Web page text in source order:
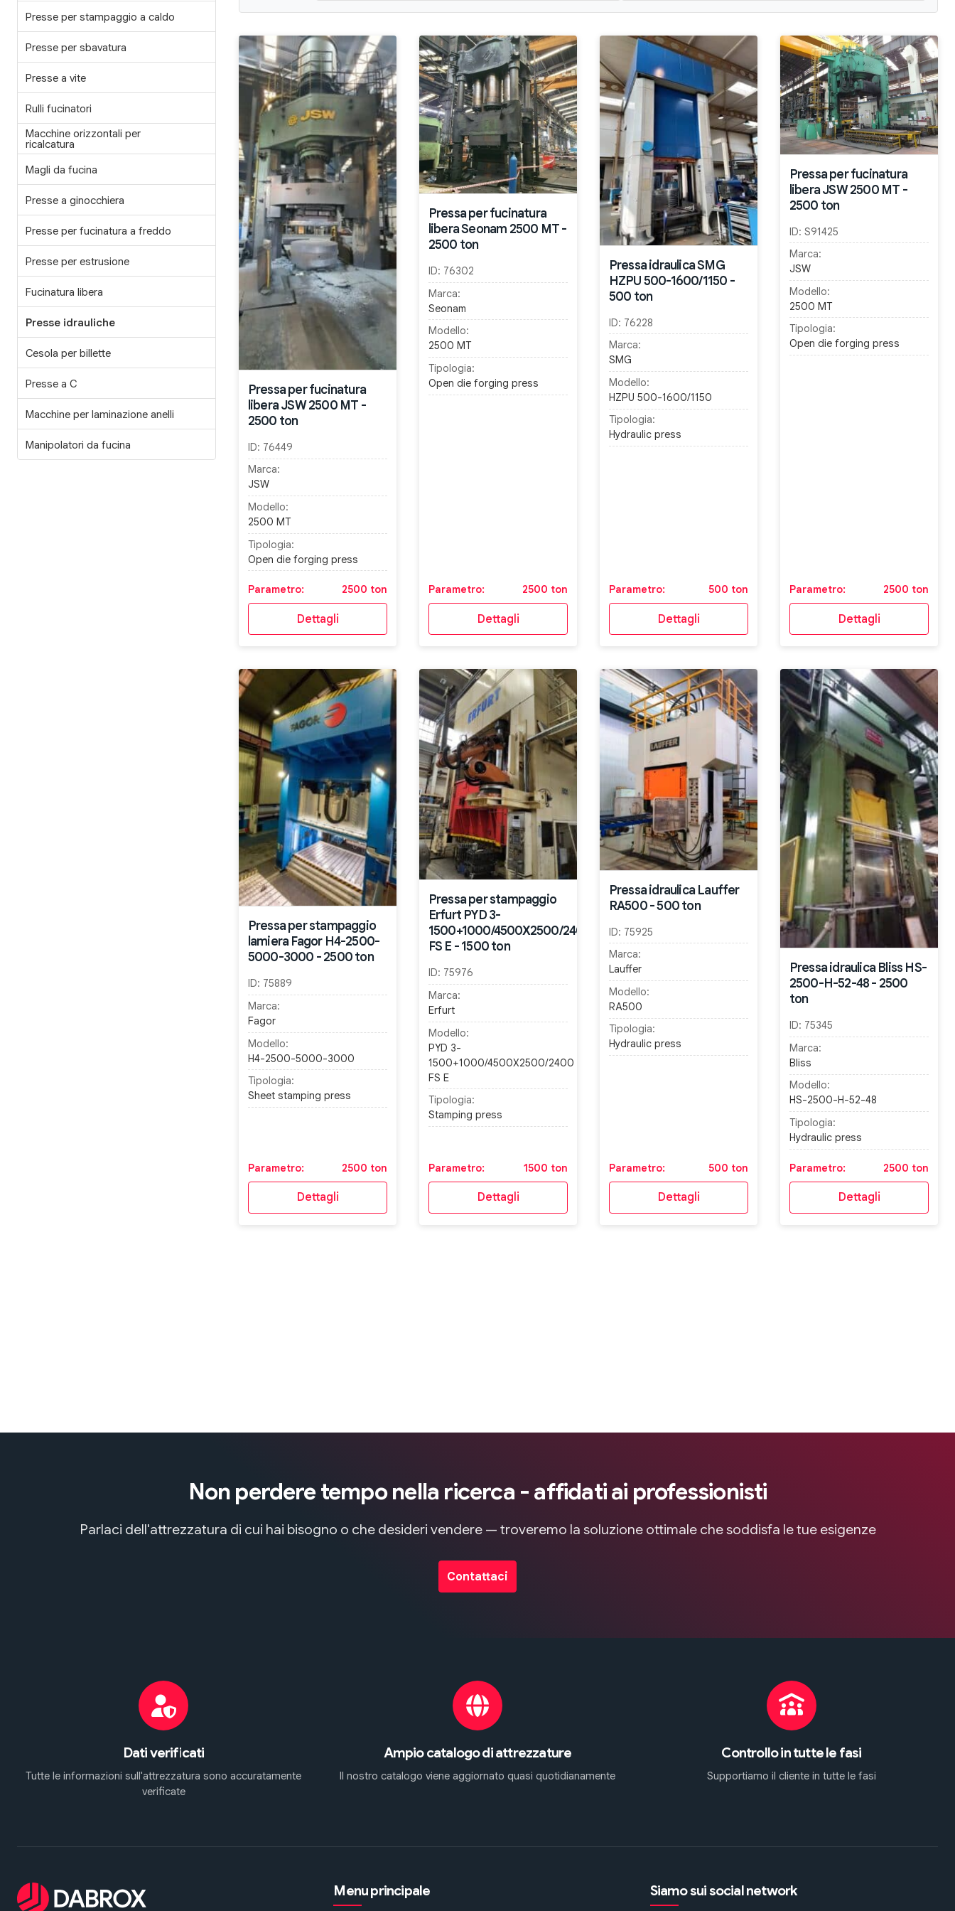
Presse per stampaggio a caldo
Presse per sbavatura
Presse a vite
Rulli fucinatori
Macchine orizzontali per
ricalcatura
Magli da fucina
Presse a ginocchiera
Presse per fucinatura a freddo
Presse per estrusione
Fucinatura libera
Presse idrauliche
Cesola per billette
Presse a C
Macchine per laminazione anelli
Manipolatori da fucina
Pressa per fucinatura
libera JSW 2500 MT -
2500 ton
ID: 76449
Marca:
JSW
Modello:
2500 MT
Tipologia:
Open die forging press
Parametro: 2500 ton
Dettagli
Pressa per fucinatura
libera Seonam 2500 MT -
2500 ton
ID: 76302
Marca:
Seonam
Modello:
2500 MT
Tipologia:
Open die forging press
Parametro: 2500 ton
Dettagli
Pressa idraulica SMG
HZPU 500-1600/1150 -
500 ton
ID: 76228
Marca:
SMG
Modello:
HZPU 500-1600/1150
Tipologia:
Hydraulic press
Parametro: 500 ton
Dettagli
Pressa per fucinatura
libera JSW 2500 MT -
2500 ton
ID: S91425
Marca:
JSW
Modello:
2500 MT
Tipologia:
Open die forging press
Parametro: 2500 ton
Dettagli
Pressa per stampaggio
lamiera Fagor H4-2500-
5000-3000 - 2500 ton
ID: 75889
Marca:
Fagor
Modello:
H4-2500-5000-3000
Tipologia:
Sheet stamping press
Parametro: 2500 ton
Dettagli
Pressa per stampaggio
Erfurt PYD 3-
1500+1000/4500X2500/2400
FS E - 1500 ton
ID: 75976
Marca:
Erfurt
Modello:
PYD 3-
1500+1000/4500X2500/2400
FS E
Tipologia:
Stamping press
Parametro: 1500 ton
Dettagli
Pressa idraulica Lauffer
RA500 - 500 ton
ID: 75925
Marca:
Lauffer
Modello:
RA500
Tipologia:
Hydraulic press
Parametro: 500 ton
Dettagli
Pressa idraulica Bliss HS-
2500-H-52-48 - 2500
ton
ID: 75345
Marca:
Bliss
Modello:
HS-2500-H-52-48
Tipologia:
Hydraulic press
Parametro: 2500 ton
Dettagli
Non perdere tempo nella ricerca - affidati ai professionisti
Parlaci dell'attrezzatura di cui hai bisogno o che desideri vendere — troveremo la soluzione ottimale che soddisfa le tue esigenze
Contattaci
Dati verificati
Tutte le informazioni sull'attrezzatura sono accuratamente
verificate
Ampio catalogo di attrezzature
Il nostro catalogo viene aggiornato quasi quotidianamente
Controllo in tutte le fasi
Supportiamo il cliente in tutte le fasi
Menu principale Siamo sui social network